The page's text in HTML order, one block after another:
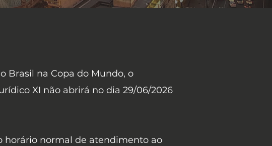
Brasil na Copa do Mundo, o
XI não abrirá no dia 29/06/2026
horário normal de atendimento ao